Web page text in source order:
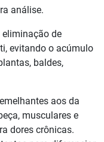
análise.
de
evitando o acúmulo
baldes,
aos da
musculares e
dores crônicas.